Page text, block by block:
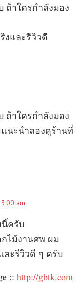
าใครกำลังมอง
งและรีวิวดี
าใครกำลังมอง
นะนำลองดูร้านที่
am
ครับ
ไม้งานศพ ผม
ะรีวิวดี ๆ ครับ
:: http://gbtk.com